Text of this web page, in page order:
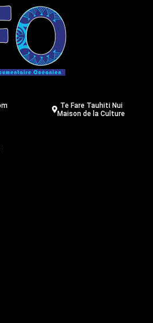
Te Fare Tauhiti Nui
Maison de la Culture